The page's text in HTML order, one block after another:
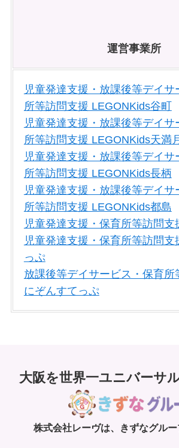
運営事業所
児童発達支援・放課後等デイサ
所等訪問支援 LEGONKids谷町
児童発達支援・放課後等デイサ
所等訪問支援 LEGONKids天満
児童発達支援・放課後等デイサ
所等訪問支援 LEGONKids長柄
児童発達支援・放課後等デイサ
所等訪問支援 LEGONKids都島
児童発達支援・保育所等訪問支
児童発達支援・保育所等訪問支
っぷ
放課後等デイサービス・保育所
にぞんすてっぷ
大阪を世界一ユニバーサ
株式会社レーヴは、きずなグルー